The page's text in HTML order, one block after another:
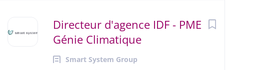
Directeur d'agence IDF - PME
Génie Climatique
Smart System Group